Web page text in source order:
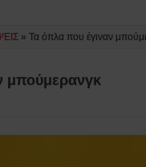
» Τα όπλα που έγιναν
μπούμερανγκ